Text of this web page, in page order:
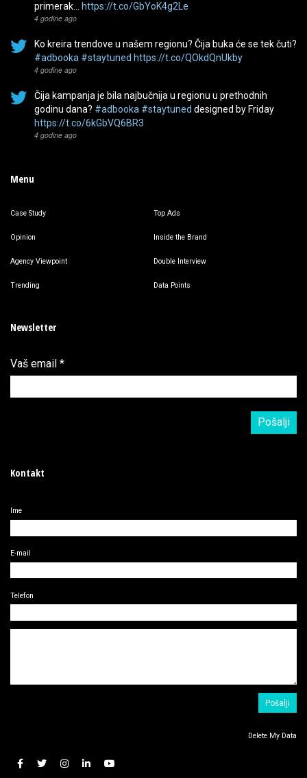
primerak…
https://t.co/GbYoK4g2Le
4 godine ago
Ko kreira trendove u našem regionu? Čija buka će se tek čuti?
#adbooka #staytuned https://t.co/QOkdQnUkby
4 godine ago
Čija kampanja je bila najbučnija u regionu u prethodnih
godinu dana? #adbooka #staytuned designed by Friday
https://t.co/6kGbVQ6BR3
4 godine ago
Menu
Case Study Top Ads
Opinion Inside the Brand
Agency Viewpoint Double Interview
Trending Data Points
Newsletter
Vaš email *
Kontakt
Ime
E-mail
Telefon
Delete My Data